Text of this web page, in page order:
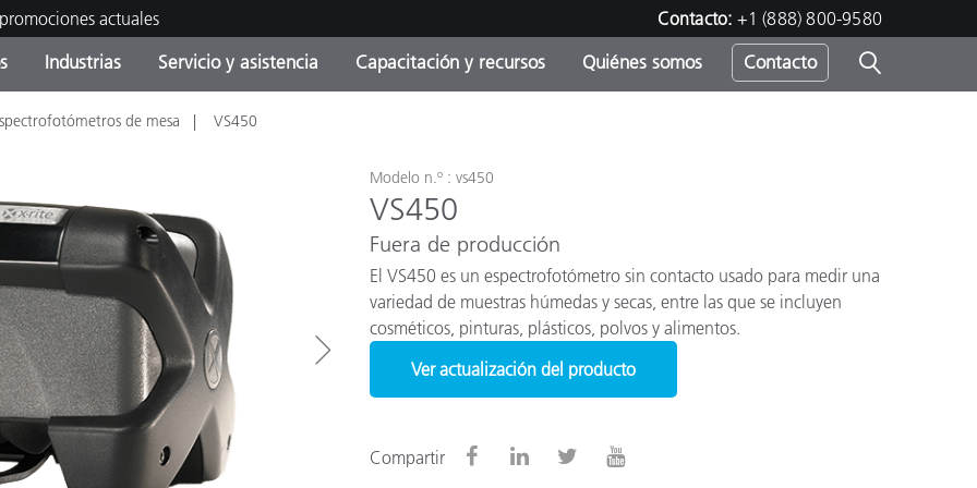
actuales Contacto: +1 (888) 800-9580
de Producto
actualización
Promociones actuales
Online Store
Industrias
y Recubrimientos
Food Color Measurement
Productos Electrónicos
Servicio y asistencia
y mantenimiento
Capacitación y recursos
Center
Top Descargas
Otros recursos
Quiénes somos Contacto
de mesa VS450
Modelo n.º : vs450
VS450
Fuera de producción
El VS450 es un espectrofotómetro sin contacto usado para medir una
variedad de muestras húmedas y secas, entre las que se incluyen
cosméticos, pinturas, plásticos, polvos y alimentos.
Ver actualización del producto
Compartir